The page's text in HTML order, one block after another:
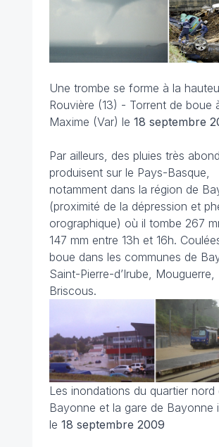
Une trombe se forme à la
Rouvière (13) - Torrent de boue
Maxime (Var) le 18 septembre
Par ailleurs, des pluies très
produisent sur le Pays-Basque,
notamment dans la région de
(proximité de la dépression et
orographique) où il tombe 267
147 mm entre 13h et 16h.
boue dans les communes de
Saint-Pierre-d’Irube, Mouguerre,
Briscous.
Les inondations du quartier nord
Bayonne et la gare de Bayonne
le 18 septembre 2009